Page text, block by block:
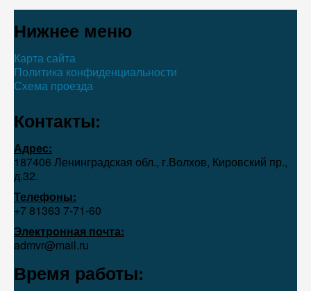
Нижнее меню
Карта сайта
Политика конфиденциальности
Схема проезда
Контакты:
Адрес:
187406 Ленинградская обл., г.Волхов, Кировский пр.,
д.32.
Телефоны:
+7 81363 7‑71-60
Электронная почта:
admvr@mail.ru
Время работы: